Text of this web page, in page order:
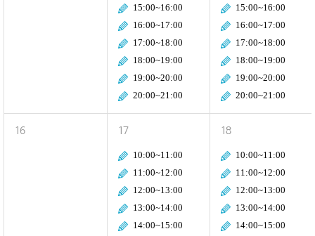
15:00~16:00
16:00~17:00
17:00~18:00
18:00~19:00
19:00~20:00
20:00~21:00
15:00~16:00
16:00~17:00
17:00~18:00
18:00~19:00
19:00~20:00
20:00~21:00
16 17
10:00~11:00
11:00~12:00
12:00~13:00
13:00~14:00
14:00~15:00
18
10:00~11:00
11:00~12:00
12:00~13:00
13:00~14:00
14:00~15:00